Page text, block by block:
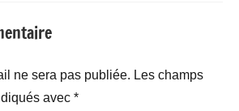
ne sera pas publiée. Les champs
avec *